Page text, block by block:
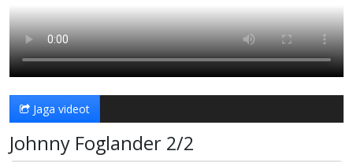
Jaga videot
Johnny Foglander 2/2